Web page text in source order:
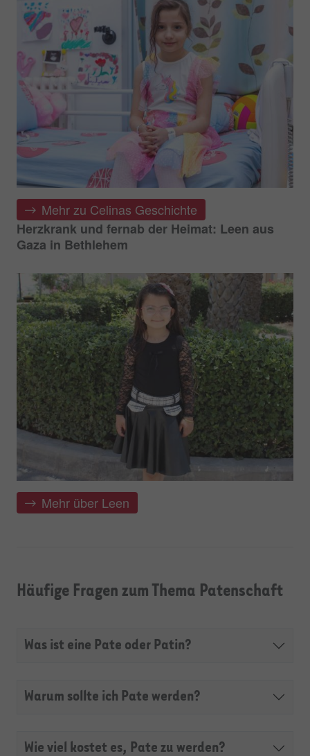
Mehr zu Celinas Geschichte
Herzkrank und fernab der Heimat: Leen aus
Gaza in Bethlehem
Mehr über Leen
Häufige Fragen zum Thema Patenschaft
Was ist eine Pate oder Patin?
Warum sollte ich Pate werden?
Wie viel kostet es, Pate zu werden?